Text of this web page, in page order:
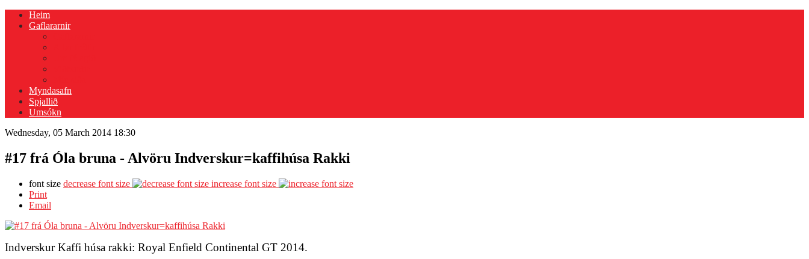
Heim
Gaflararnir
Myndasafn
Spjallið
Umsókn
Wednesday, 05 March 2014 18:30
#17 frá Óla bruna - Alvöru Indverskur=kaffihúsa Rakki
font size decrease font size
increase font size
Print
Email
Indverskur Kaffi húsa rakki: Royal Enfield Continental GT 2014.